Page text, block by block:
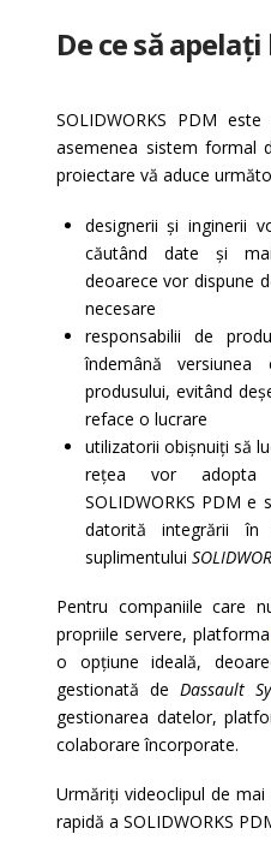
De ce să apelați
SOLIDWORKS PDM
asemenea sistem formal
proiectare vă aduce
designerii și inginerii
căutând date și
deoarece vor dispune
necesare
responsabilii de
îndemână
produsului, evitând
reface o lucrare
utilizatorii obișnuiți să
rețea vor adopta
SOLIDWORKS PDM e
datorită integrării
suplimentului
Pentru companiile care
propriile servere, platforma
o opțiune ideală,
gestionată deDassault
gestionarea datelor,
colaborare încorporate.
Urmăriți videoclipul de
rapidă a SOLIDWORKS